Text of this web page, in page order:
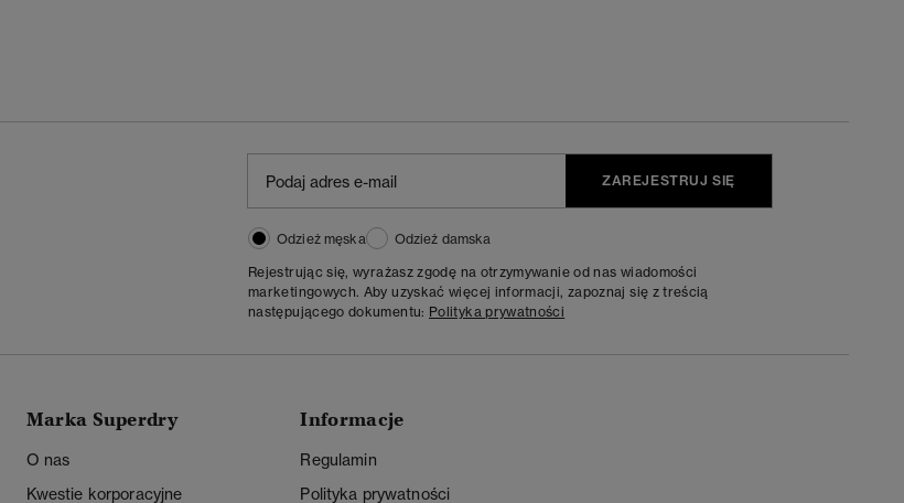
ZAREJESTRUJ SIĘ
Odzież męska
Odzież damska
Rejestrując się, wyrażasz zgodę na otrzymywanie od nas wiadomości
marketingowych. Aby uzyskać więcej informacji, zapoznaj się z treścią
następującego dokumentu: Polityka prywatności
Marka Superdry
O nas
Kwestie korporacyjne
Informacje
Regulamin
Polityka prywatności